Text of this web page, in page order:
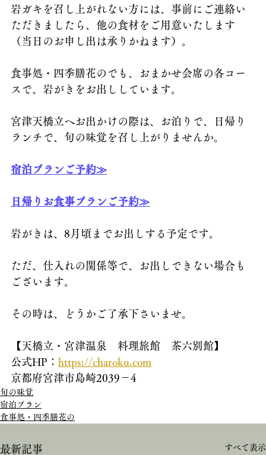
岩ガキを召し上がれない方には、事前にご連絡い
ただきましたら、他の食材をご用意いたします
（当日のお申し出は承りかねます）。
食事処・四季膳花のでも、おまかせ会席の各コー
スで、岩がきをお出ししています。
宮津天橋立へお出かけの際は、お泊りで、日帰り
ランチで、旬の味覚を召し上がりませんか。
宿泊プランご予約≫
日帰りお食事プランご予約≫
岩がきは、8月頃までお出しする予定です。
ただ、仕入れの関係等で、お出しできない場合も
ございます。
その時は、どうかご了承下さいませ。
【天橋立・宮津温泉　料理旅館　茶六別館】
公式HP： https://charoku.com
京都府宮津市島崎2039－4
旬の味覚
宿泊プラン
食事処・四季膳花の
最新記事 すべて表示